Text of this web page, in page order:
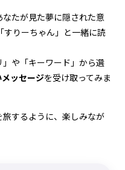
なたが見た夢に隠された意
すりーちゃん」と一緒に読
や「キーワード」から選
ッセージを受け取ってみま
するように、楽しみなが